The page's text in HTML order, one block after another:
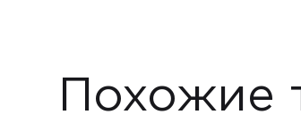
Похожие